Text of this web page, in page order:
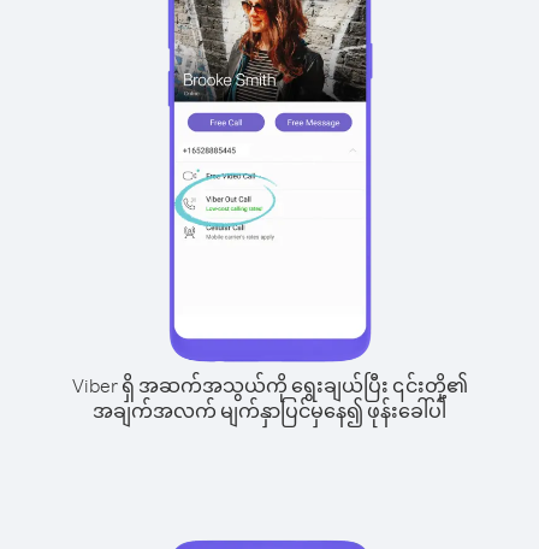
Viber ရှိ အဆက်အသွယ်ကို ရွေးချယ်ပြီး ၎င်းတို့၏
အချက်အလက် မျက်နှာပြင်မှနေ၍ ဖုန်းခေါ်ပါ